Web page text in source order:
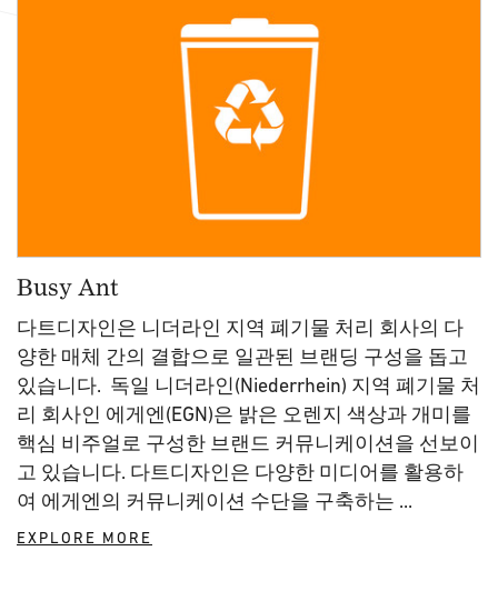
Busy Ant
다트디자인은 니더라인 지역 폐기물 처리 회사의 다
양한 매체 간의 결합으로 일관된 브랜딩 구성을 돕고
있습니다. 독일 니더라인(Niederrhein) 지역 폐기물 처
리 회사인 에게엔(EGN)은 밝은 오렌지 색상과 개미를
핵심 비주얼로 구성한 브랜드 커뮤니케이션을 선보이
고 있습니다. 다트디자인은 다양한 미디어를 활용하
여 에게엔의 커뮤니케이션 수단을 구축하는 ...
EXPLORE MORE